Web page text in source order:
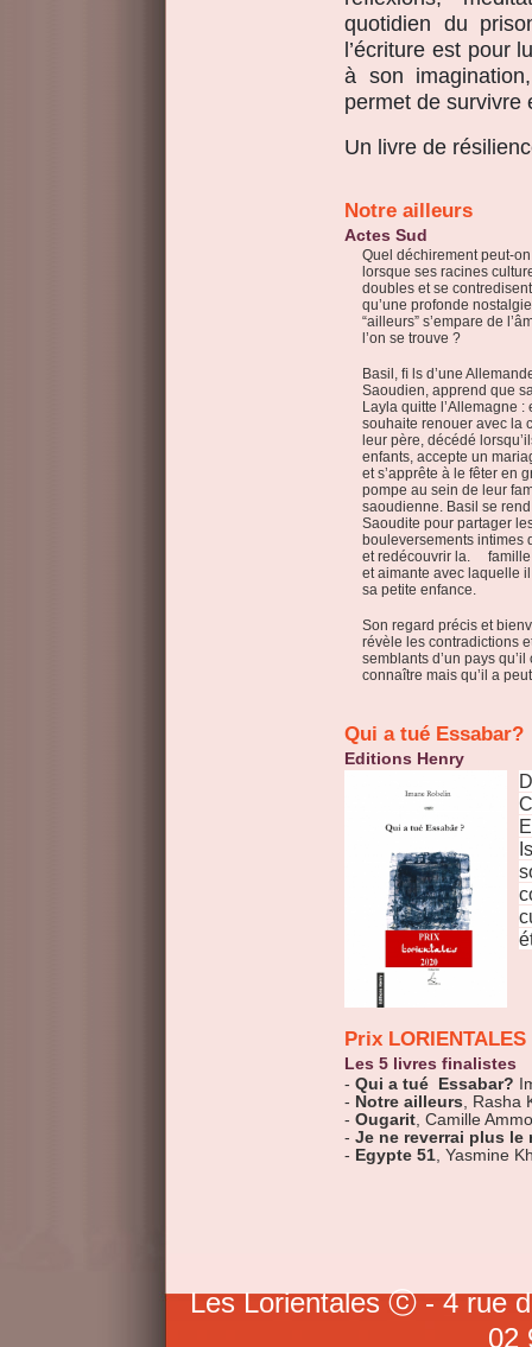
quotidien du
l’écriture est pour
à son
permet de survivre
Un livre de
Notre ailleurs
Actes Sud
Quel déchirement peut-
lorsque ses racines
doubles et se
qu’une profonde nostalgie
“ailleurs” s’empare de
l’on se trouve ?
Basil, ﬁ ls d’une
Saoudien, apprend que
Layla quitte l’Allemagne :
souhaite renouer avec la
leur père, décédé
enfants, accepte un
et s’apprête à le fêter en
pompe au sein de leur
saoudienne. Basil se
Saoudite pour partager
bouleversements intimes
et redécouvrir la. famille
et aimante avec laquelle
sa petite enfance.
Son regard précis et
révèle les contradictions
semblants d’un pays qu’il
connaître mais qu’il a
Qui a tué Essabar?
Editions Henry
Prix LORIENTALES
Les 5 livres finalistes
- Qui a tué Essabar?
- Notre ailleurs , Rasha
- Ougarit , Camille
- Je ne reverrai plus le
- Egypte 51 , Yasmine
Les Lorientales ⓒ - 4 rue
02